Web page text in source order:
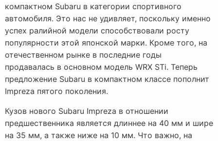
компактном Subaru в категории спортивного
автомобиля. Это нас не удивляет, поскольку именно
успех ралийной модели способствовали росту
популярности этой японской марки. Кроме того, на
отечественном рынке в последние годы
продавалась в основном модель WRX STi. Теперь
предложение Subaru в компактном классе пополнит
Impreza пятого поколения.
Кузов нового Subaru Impreza в отношении
предшественника является длиннее на 40 мм и шире
на 35 мм, а также ниже на 10 мм. Что важно, на